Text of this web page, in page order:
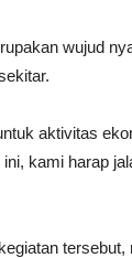
wujud
aktivitas
kami harap